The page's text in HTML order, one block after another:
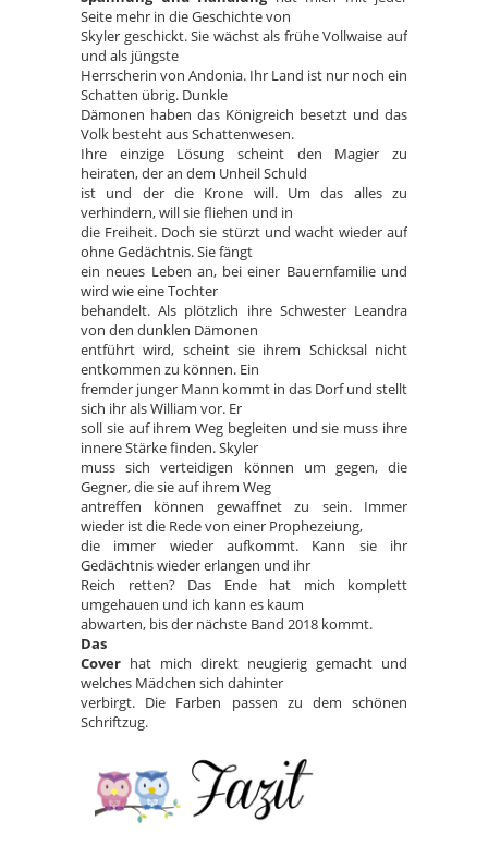
Seite mehr in die Geschichte von
Skyler geschickt. Sie wächst als frühe Vollwaise auf
und als jüngste
Herrscherin von Andonia. Ihr Land ist nur noch ein
Schatten übrig. Dunkle
Dämonen haben das Königreich besetzt und das
Volk besteht aus Schattenwesen.
Ihre einzige Lösung scheint den Magier zu
heiraten, der an dem Unheil Schuld
ist und der die Krone will. Um das alles zu
verhindern, will sie fliehen und in
die Freiheit. Doch sie stürzt und wacht wieder auf
ohne Gedächtnis. Sie fängt
ein neues Leben an, bei einer Bauernfamilie und
wird wie eine Tochter
behandelt. Als plötzlich ihre Schwester Leandra
von den dunklen Dämonen
entführt wird, scheint sie ihrem Schicksal nicht
entkommen zu können. Ein
fremder junger Mann kommt in das Dorf und stellt
sich ihr als William vor. Er
soll sie auf ihrem Weg begleiten und sie muss ihre
innere Stärke finden. Skyler
muss sich verteidigen können um gegen, die
Gegner, die sie auf ihrem Weg
antreffen können gewaffnet zu sein. Immer
wieder ist die Rede von einer Prophezeiung,
die immer wieder aufkommt. Kann sie ihr
Gedächtnis wieder erlangen und ihr
Reich retten? Das Ende hat mich komplett
umgehauen und ich kann es kaum
abwarten, bis der nächste Band 2018 kommt.
Das
Cover hat mich direkt neugierig gemacht und
welches Mädchen sich dahinter
verbirgt. Die Farben passen zu dem schönen
Schriftzug.